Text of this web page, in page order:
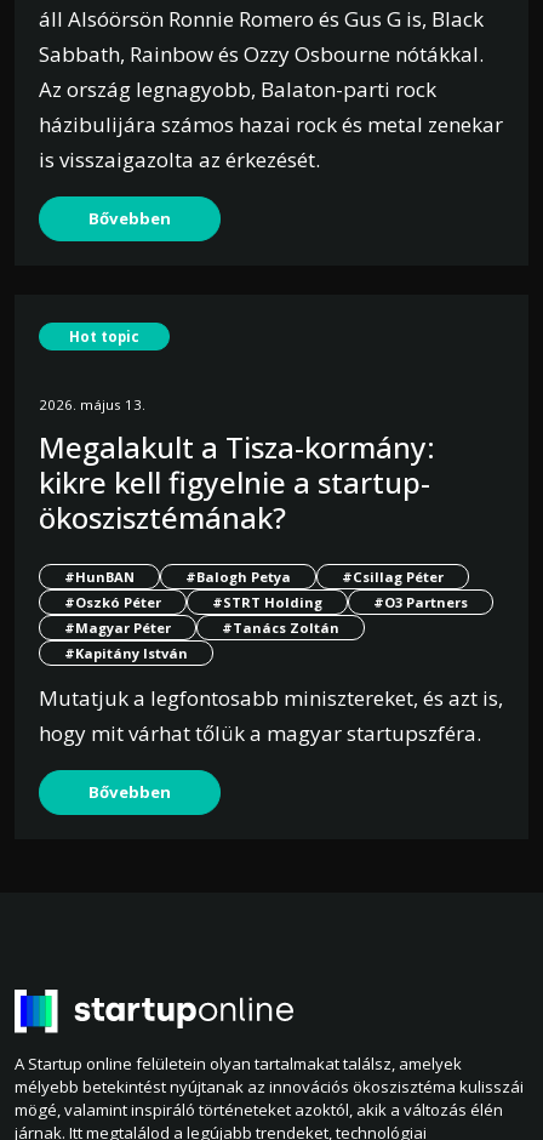
áll Alsóörsön Ronnie Romero és Gus G is, Black
Sabbath, Rainbow és Ozzy Osbourne nótákkal.
Az ország legnagyobb, Balaton-parti rock
házibulijára számos hazai rock és metal zenekar
is visszaigazolta az érkezését.
Bővebben
Hot topic
2026. május 13.
Megalakult a Tisza-kormány:
kikre kell figyelnie a startup-
ökoszisztémának?
#HunBAN #Balogh Petya
#Csillag Péter
#Oszkó Péter
#STRT Holding
#O3 Partners
#Magyar Péter
#Tanács Zoltán
#Kapitány István
Mutatjuk a legfontosabb minisztereket, és azt is,
hogy mit várhat tőlük a magyar startupszféra.
Bővebben
A Startup online felületein olyan tartalmakat találsz, amelyek
mélyebb betekintést nyújtanak az innovációs ökoszisztéma kulisszái
mögé, valamint inspiráló történeteket azoktól, akik a változás élén
járnak. Itt megtalálod a legújabb trendeket, technológiai